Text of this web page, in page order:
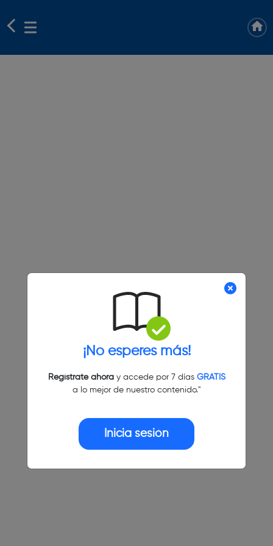
¡No esperes más!
Regístrate ahoray accede por 7 días GRATIS
a lo mejor de nuestro contenido."
Inicia sesión